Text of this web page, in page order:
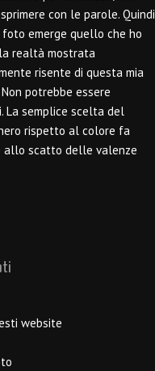
con le parole. Quindi
emerge quello che ho
realtà mostrata
risente di questa mia
potrebbe essere
La semplice scelta del
rispetto al colore fa
allo scatto delle valenze
website